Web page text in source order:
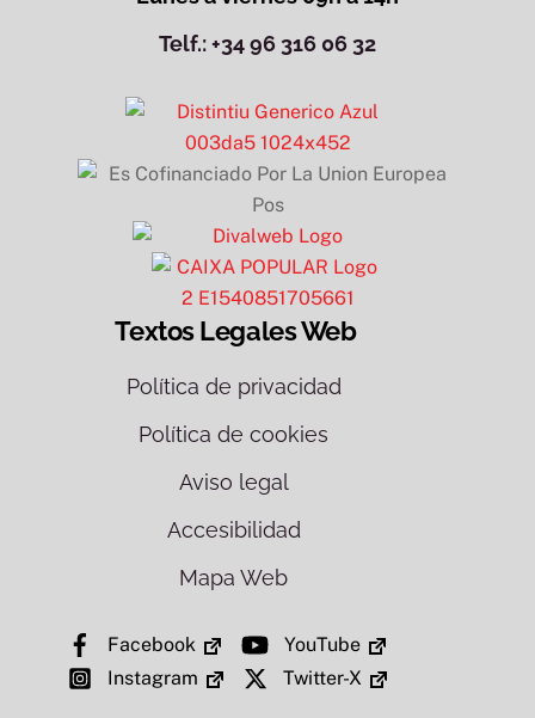
Telf.: +34 96 316 06 32
Textos Legales Web
Política de privacidad
Política de cookies
Aviso legal
Accesibilidad
Mapa Web
Facebook
YouTube
Instagram
Twitter-X